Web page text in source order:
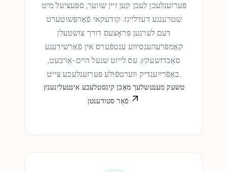
פּערזענלעכן לעבן קען זיין שווער, ספּעציעל מיט
שטרענגע דעדליינז. קודעקאי פֿאַרפּשוטערט
דעם לערנען פּראָצעס דורך צושטעלן
קאָמפּרעהענסיווע ענטפֿערס אין פֿאַרשידענע
סאַבדזשעקץ. עס לייזט שנעל היים-אַרבעט,
באַפֿרײַענדיק ווערטפֿולע פּערזענלעכע צייט.
טשעק מענטשלעך מאַכן קינסטלעכע אינטעליגענץ
פֿאַר סטודענטן